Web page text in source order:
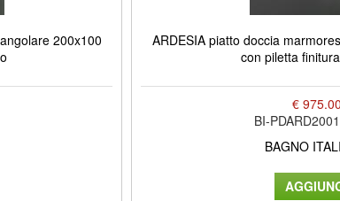
200x100
ARDESIA piatto doccia
con piletta
€ 975.00
BI-
BAGNO